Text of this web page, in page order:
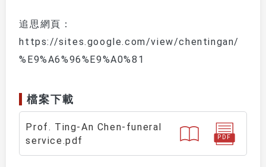
追思網頁：
https://sites.google.com/view/chentingan/
%E9%A6%96%E9%A0%81
檔案下載
Prof. Ting-An Chen-funeral
service.pdf
PDF